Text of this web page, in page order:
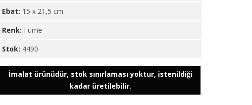
Ebat: 15 x 21,5 cm
Renk: Füme
Stok: 4490
İmalat ürünüdür, stok sınırlaması yoktur, istenildiği
kadar üretilebilir.